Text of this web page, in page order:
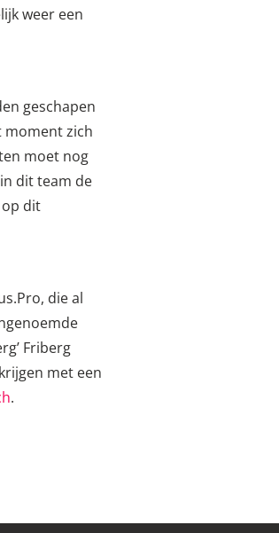
weer een
geschapen
moment zich
moet nog
dit team de
dit
die al
Friberg
met een
.